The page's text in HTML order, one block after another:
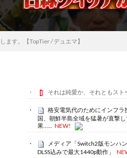
ます。【TopTier / デュエマ】
それは純愛か、それともスト
格安電気代のためにインフラ
国、朝鮮半島全域を猛暑が直撃
果……
NEW!
メディア「Switch2版モンハ
DLSS込みで最大1440p動作」